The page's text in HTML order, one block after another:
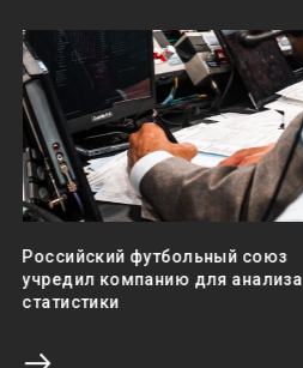
Российский футбольный союз
учредил компанию для анализа
статистики